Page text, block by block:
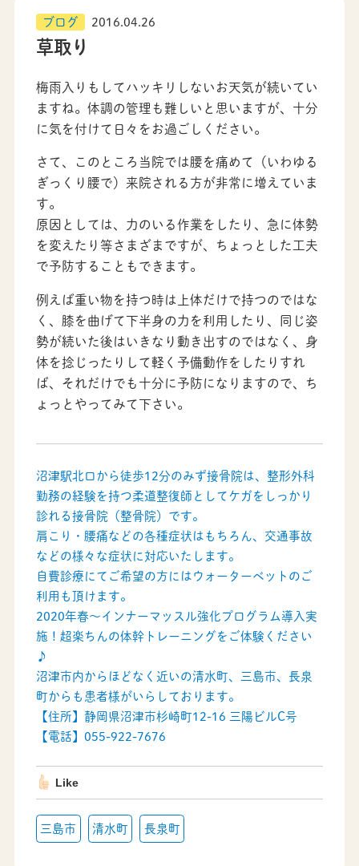
ブログ 2016.04.26
草取り
梅雨入りもしてハッキリしないお天気が続いてい
ますね。体調の管理も難しいと思いますが、十分
に気を付けて日々をお過ごしください。
さて、このところ当院では腰を痛めて（いわゆる
ぎっくり腰で）来院される方が非常に増えていま
す。
原因としては、力のいる作業をしたり、急に体勢
を変えたり等さまざまですが、ちょっとした工夫
で予防することもできます。
例えば重い物を持つ時は上体だけで持つのではな
く、膝を曲げて下半身の力を利用したり、同じ姿
勢が続いた後はいきなり動き出すのではなく、身
体を捻じったりして軽く予備動作をしたりすれ
ば、それだけでも十分に予防になりますので、ち
ょっとやってみて下さい。
沼津駅北口から徒歩12分のみず接骨院は、整形外科
勤務の経験を持つ柔道整復師としてケガをしっかり
診れる接骨院（整骨院）です。
肩こり・腰痛などの各種症状はもちろん、交通事故
などの様々な症状に対応いたします。
自費診療にてご希望の方にはウォーターベットのご
利用も頂けます。
2020年春～インナーマッスル強化プログラム導入実
施！超楽ちんの体幹トレーニングをご体験ください
♪
沼津市内からほどなく近いの清水町、三島市、長泉
町からも患者様がいらしております。
【住所】静岡県沼津市杉崎町12-16 三陽ビルC号
【電話】055-922-7676
Like
三島市 清水町 長泉町